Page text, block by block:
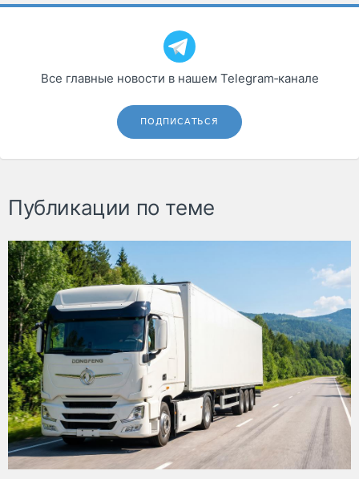
Все главные новости в нашем Telegram‑канале
ПОДПИСАТЬСЯ
Публикации по теме